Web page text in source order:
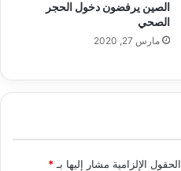
الصين يرفضون دخول الحجر
الصحي
مارس 27, 2020
الحقول الإلزامية مشار إليها بـ *